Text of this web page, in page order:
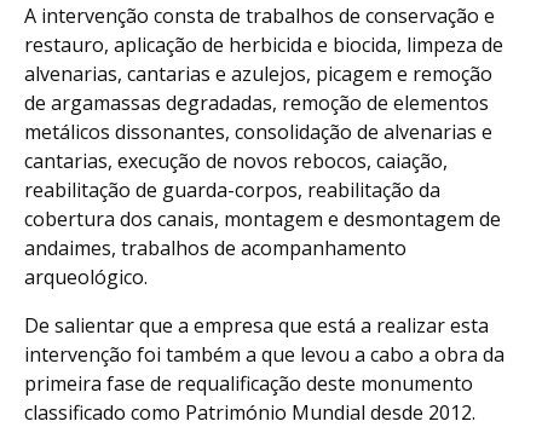
A intervenção consta de trabalhos de conservação e
restauro, aplicação de herbicida e biocida, limpeza de
alvenarias, cantarias e azulejos, picagem e remoção
de argamassas degradadas, remoção de elementos
metálicos dissonantes, consolidação de alvenarias e
cantarias, execução de novos rebocos, caiação,
reabilitação de guarda-corpos, reabilitação da
cobertura dos canais, montagem e desmontagem de
andaimes, trabalhos de acompanhamento
arqueológico.
De salientar que a empresa que está a realizar esta
intervenção foi também a que levou a cabo a obra da
primeira fase de requalificação deste monumento
classificado como Património Mundial desde 2012.